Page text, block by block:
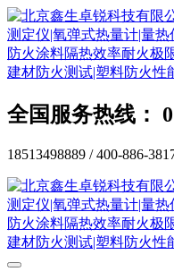
全国服务热线：
18513498889 / 400-886-